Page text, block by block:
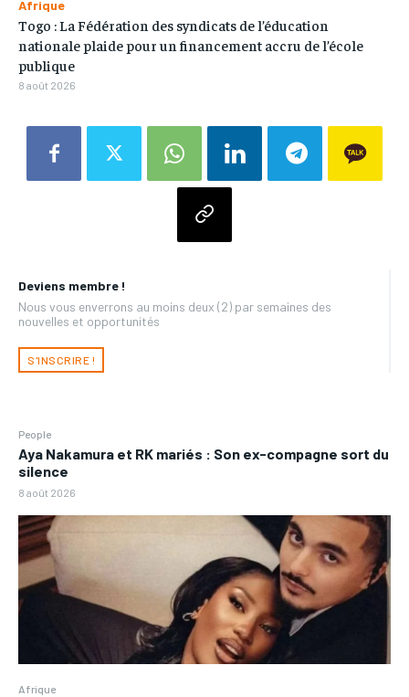
Deviens membre !
Nous vous enverrons au moins deux (2) par semaines des
nouvelles et opportunités
S'INSCRIRE !
People
Aya Nakamura et RK mariés : Son ex-compagne sort du
silence
8 août 2026
Afrique
Afrique
Togo : La Fédération des syndicats de l’éducation
nationale plaide pour un financement accru de l’école
publique
8 août 2026